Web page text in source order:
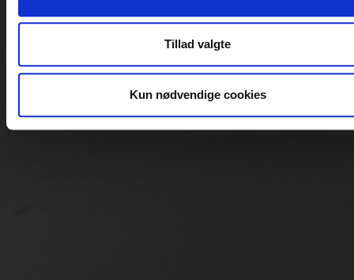
annonceringspartnere og analysepartnere. Vores partnere
kombinere disse data med andre oplysninger, du har givet
eller som de har indsamlet fra din brug af deres tjenester.
Tillad valgte
Kun nødvendige cookies